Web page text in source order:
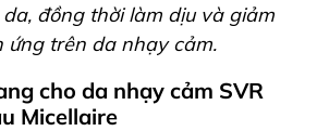
đồng thời làm dịu và giảm
ứng trên da nhạy cảm.
cho da nhạy cảm SVR
Micellaire